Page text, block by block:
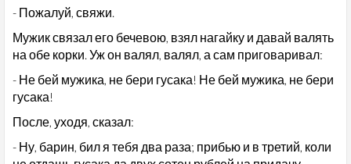
- Пожалуй, свяжи.
Мужик связал его бечевою, взял нагайку и давай валять
на обе корки. Уж он валял, валял, а сам приговаривал:
- Не бей мужика, не бери гусака! Не бей мужика, не бери
гусака!
После, уходя, сказал:
- Ну, барин, бил я тебя два раза; прибью и в третий, коли